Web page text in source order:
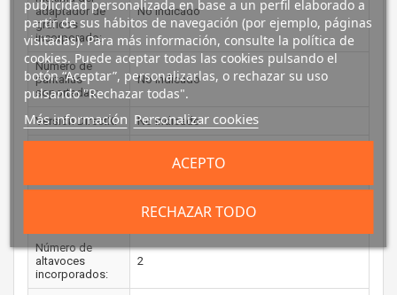
adaptador de
gráficos
incorporado:
No indicado
Número de
pantallas
soportadas:
No indicado
Versión DirectX: No indicado
No indicado
Número de
altavoces
incorporados:
2
publicidad personalizada en base a un perfil elaborado a
partir de sus hábitos de navegación (por ejemplo, páginas
visitadas). Para más información, consulte la política de
cookies. Puede aceptar todas las cookies pulsando el
botón “Aceptar”, personalizarlas, o rechazar su uso
pulsando "Rechazar todas".
Más información Personalizar cookies
RECHAZAR TODO
ACEPTO